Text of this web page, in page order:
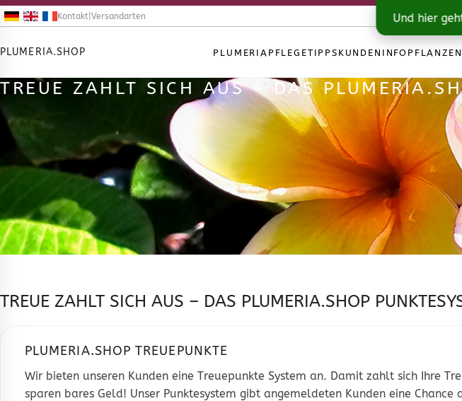
Kontakt Versandarten
PLUMERIA.SHOP PLUMERIA PFLEGETIPPS KUNDENINFO
TREUE ZAHLT SICH AUS – DAS
TREUE ZAHLT SICH AUS – DAS PLUMERIA.SHOP
PLUMERIA.SHOP TREUEPUNKTE
Wir bieten unseren Kunden eine Treuepunkte System an. Damit zahlt sich Ihre
sparen bares Geld! Unser Punktesystem gibt angemeldeten Kunden eine Chance
Und hier